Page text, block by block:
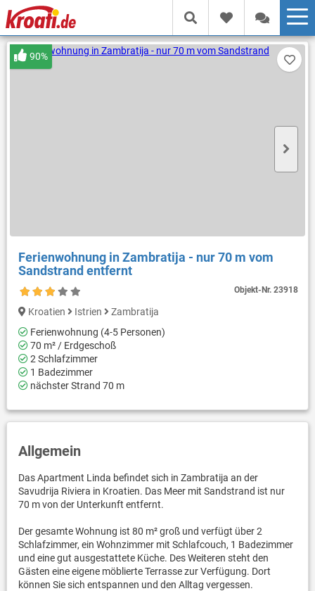
Ferienwohnung in Zambratija - nur 70 m vom
Sandstrand entfernt
Objekt-Nr.23918
90%
Kroatien Istrien
Zambratija
Ferienwohnung (4-5 Personen)
70 m² / Erdgeschoß
2 Schlafzimmer
1 Badezimmer
nächster Strand 70 m
Allgemein
Das Apartment Linda befindet sich in Zambratija an der
Savudrija Riviera in Kroatien. Das Meer mit Sandstrand ist nur
70 m von der Unterkunft entfernt.
Der gesamte Wohnung ist 80 m² groß und verfügt über 2
Schlafzimmer, ein Wohnzimmer mit Schlafcouch, 1 Badezimmer
und eine gut ausgestattete Küche. Des Weiteren steht den
Gästen eine eigene möblierte Terrasse zur Verfügung. Dort
können Sie sich entspannen und den Alltag vergessen.